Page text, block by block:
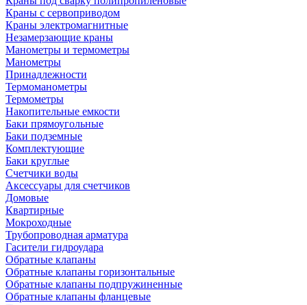
Краны с сервоприводом
Краны электромагнитные
Незамерзающие краны
Манометры и термометры
Манометры
Принадлежности
Термоманометры
Термометры
Накопительные емкости
Баки прямоугольные
Баки подземные
Комплектующие
Баки круглые
Счетчики воды
Аксессуары для счетчиков
Домовые
Квартирные
Мокроходные
Трубопроводная арматура
Гасители гидроудара
Обратные клапаны
Обратные клапаны горизонтальные
Обратные клапаны подпружиненные
Обратные клапаны фланцевые